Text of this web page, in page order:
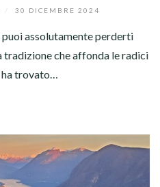
30 DICEMBRE 2024
assolutamente perderti
tradizione che affonda le radici
ha trovato…